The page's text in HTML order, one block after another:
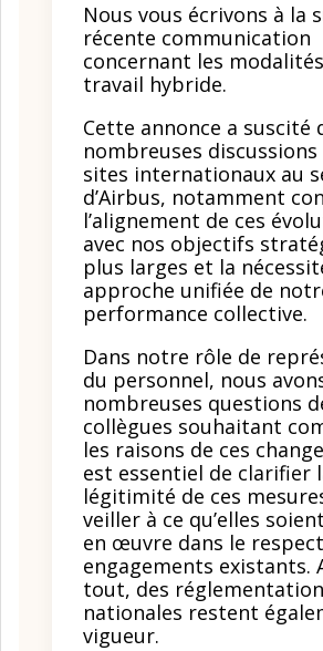
Nous vous écrivons à la
récente communication
concernant les
travail hybride.
Cette annonce a suscité
nombreuses
sites internationaux au
d’Airbus, notamment
l’alignement de ces
avec nos objectifs
plus larges et la
approche unifiée de
performance collective.
Dans notre rôle de
du personnel, nous
nombreuses questions
collègues souhaitant
les raisons de ces
est essentiel de clarifier
légitimité de ces
veiller à ce qu’elles
en œuvre dans le
engagements existants.
tout, des
nationales restent
vigueur.